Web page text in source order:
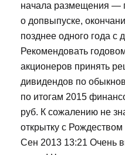
начала размещения —
о допвыпуске,
позднее одного года с
Рекомендовать
акционеров принять
дивидендов по
по итогам 2015
руб. К сожалению не
открытку с
Сен 2013 13:21 Очень